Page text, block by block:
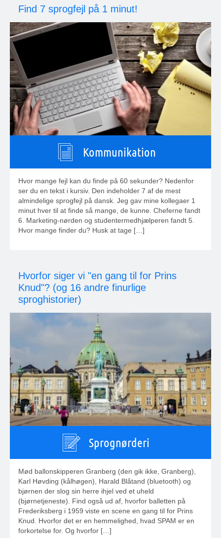
Find 7 sprogfejl på 1 minut!
Kommunikation
Hvor mange fejl kan du finde på 60 sekunder? Nedenfor
ser du en tekst i kursiv. Den indeholder 7 af de mest
almindelige sprogfejl på dansk. Jeg gav mine kollegaer 1
minut hver til at finde så mange, de kunne. Cheferne fandt
6. Marketing-nørden og studentermedhjælperen fandt 5.
Hvor mange finder du? Husk at tage […]
Hvorfor siger vi "en gang til for Prins
Knud"? (og 16 andre finurlige
sproghistorier)
Sprognørderi
Mød ballonskipperen Granberg (den gik ikke, Granberg),
Karl Høvding (kålhøgen), Harald Blåtand (bluetooth) og
bjørnen der slog sin herre ihjel ved et uheld
(bjørnetjeneste). Find også ud af, hvorfor balletten på
Frederiksberg i 1959 viste en scene en gang til for Prins
Knud. Hvorfor det er en hemmelighed, hvad SPAM er en
forkortelse for. Og hvorfor […]